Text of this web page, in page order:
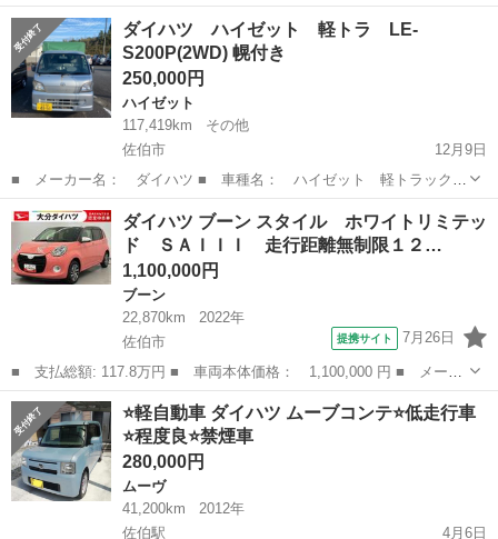
せ替えできる方どうぞ。 外観は大きなへこみはありません。 ノークレ
ームノーリターンでお願いいたします。 追記 たくさんのお問い合
わせありがとうござ...
大分 佐伯市 佐伯駅 ダイハツ エンジン
ダイハツ ハイゼット 軽トラ LE-
S200P(2WD) 幌付き
250,000円
ハイゼット
117,419km
その他
佐伯市
12月9日
■ メーカー名： ダイハツ ■ 車種名： ハイゼット 軽トラック
■ 年式（年）： 平成19年式 ■ 車検有無： 有り 令和5年9月28
日まで ■ 色名： シルバー ミッション 3年前に中古で購入、15万掛
けて幌付けて野...
大分 佐伯市 ハイゼット 令和5年
ダイハツ ブーン スタイル ホワイトリミテッ
ド ＳＡＩＩＩ 走行距離無制限１２…
1,100,000円
ブーン
22,870km
2022年
佐伯市
提携サイト 7月26日
■ 支払総額: 117.8万円 ■ 車両本体価格： 1,100,000 円 ■ メーカ
ー名： ダイハツ ■ 車種名： ブーン ■ グレード名： スタイ
ル ホワイトリミテッド ＳＡＩＩＩ 走行距離無制限１２ヶ月保証
付き 禁煙...
大分 佐伯市 ブーン
⭐軽自動車 ダイハツ ムーブコンテ⭐低走行車
⭐程度良⭐禁煙車
280,000円
ムーヴ
41,200km
2012年
佐伯駅
4月6日